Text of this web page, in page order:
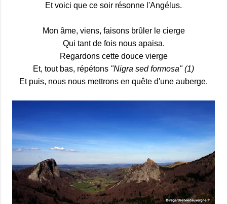
Et voici que ce soir résonne l'Angélus.
Mon âme, viens, faisons brûler le cierge
Qui tant de fois nous apaisa.
Regardons cette douce vierge
Et, tout bas, répétons "Nigra sed formosa" (1)
Et puis, nous nous mettrons en quête d'une auberge.